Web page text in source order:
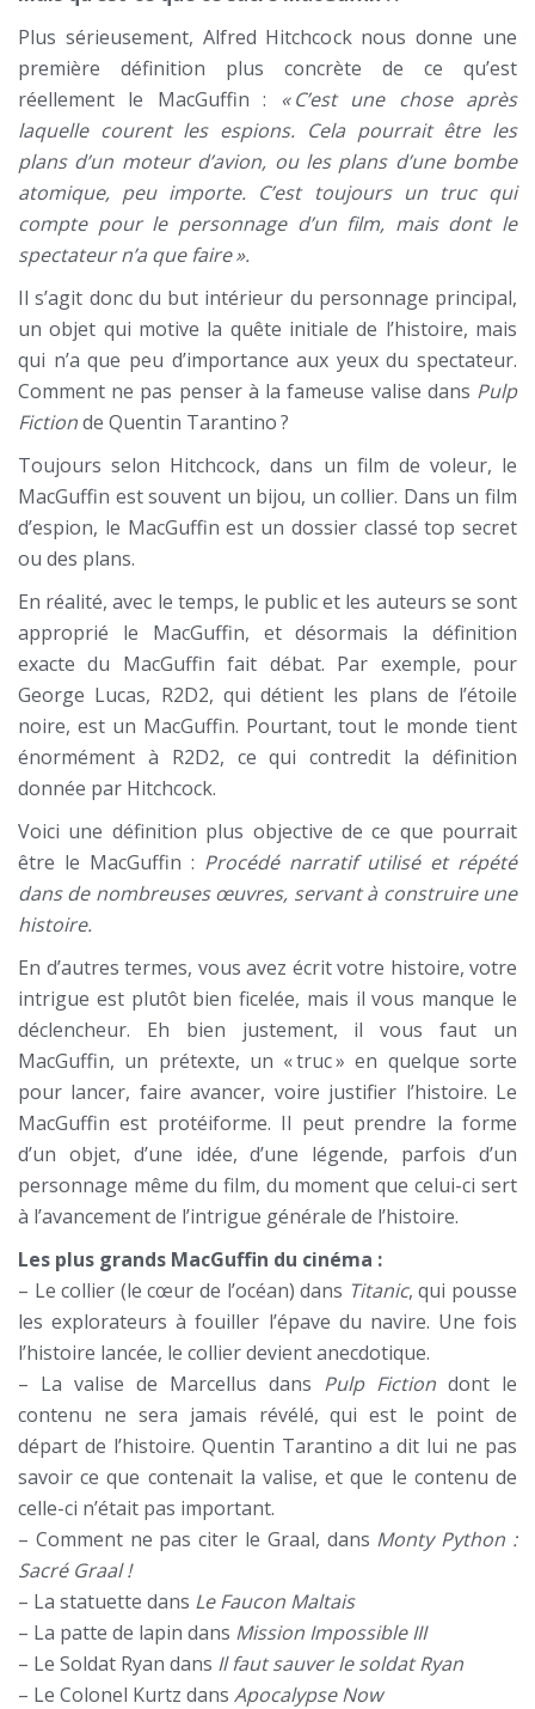
Plus sérieusement, Alfred Hitchcock nous donne une
première définition plus concrète de ce qu’est
réellement le MacGuffin : « C’est une chose après
laquelle courent les espions. Cela pourrait être les
plans d’un moteur d’avion, ou les plans d’une bombe
atomique, peu importe. C’est toujours un truc qui
compte pour le personnage d’un film, mais dont le
spectateur n’a que faire».
Il s’agit donc du but intérieur du personnage principal,
un objet qui motive la quête initiale de l’histoire, mais
qui n’a que peu d’importance aux yeux du spectateur.
Comment ne pas penser à la fameuse valise dans Pulp
Fictionde Quentin Tarantino ?
Toujours selon Hitchcock, dans un film de voleur, le
MacGuffin est souvent un bijou, un collier. Dans un film
d’espion, le MacGuffin est un dossier classé top secret
ou des plans.
En réalité, avec le temps, le public et les auteurs se sont
approprié le MacGuffin, et désormais la définition
exacte du MacGuffin fait débat. Par exemple, pour
George Lucas, R2D2, qui détient les plans de l’étoile
noire, est un MacGuffin. Pourtant, tout le monde tient
énormément à R2D2, ce qui contredit la définition
donnée par Hitchcock.
Voici une définition plus objective de ce que pourrait
être le MacGuffin : Procédé narratif utilisé et répété
dans de nombreuses œuvres, servant à construire une
histoire.
En d’autres termes, vous avez écrit votre histoire, votre
intrigue est plutôt bien ficelée, mais il vous manque le
déclencheur. Eh bien justement, il vous faut un
MacGuffin, un prétexte, un « truc » en quelque sorte
pour lancer, faire avancer, voire justifier l’histoire. Le
MacGuffin est protéiforme. Il peut prendre la forme
d’un objet, d’une idée, d’une légende, parfois d’un
personnage même du film, du moment que celui-ci sert
à l’avancement de l’intrigue générale de l’histoire.
Les plus grands MacGuffin du cinéma :
– Le collier (le cœur de l’océan) dans Titanic, qui pousse
les explorateurs à fouiller l’épave du navire. Une fois
l’histoire lancée, le collier devient anecdotique.
– La valise de Marcellus dans Pulp Fiction dont le
contenu ne sera jamais révélé, qui est le point de
départ de l’histoire. Quentin Tarantino a dit lui ne pas
savoir ce que contenait la valise, et que le contenu de
celle-ci n’était pas important.
– Comment ne pas citer le Graal, dans Monty Python :
Sacré Graal !
– La statuette dans Le Faucon Maltais
– La patte de lapin dans Mission Impossible III
– Le Soldat Ryan dans Il faut sauver le soldat Ryan
– Le Colonel Kurtz dans Apocalypse Now